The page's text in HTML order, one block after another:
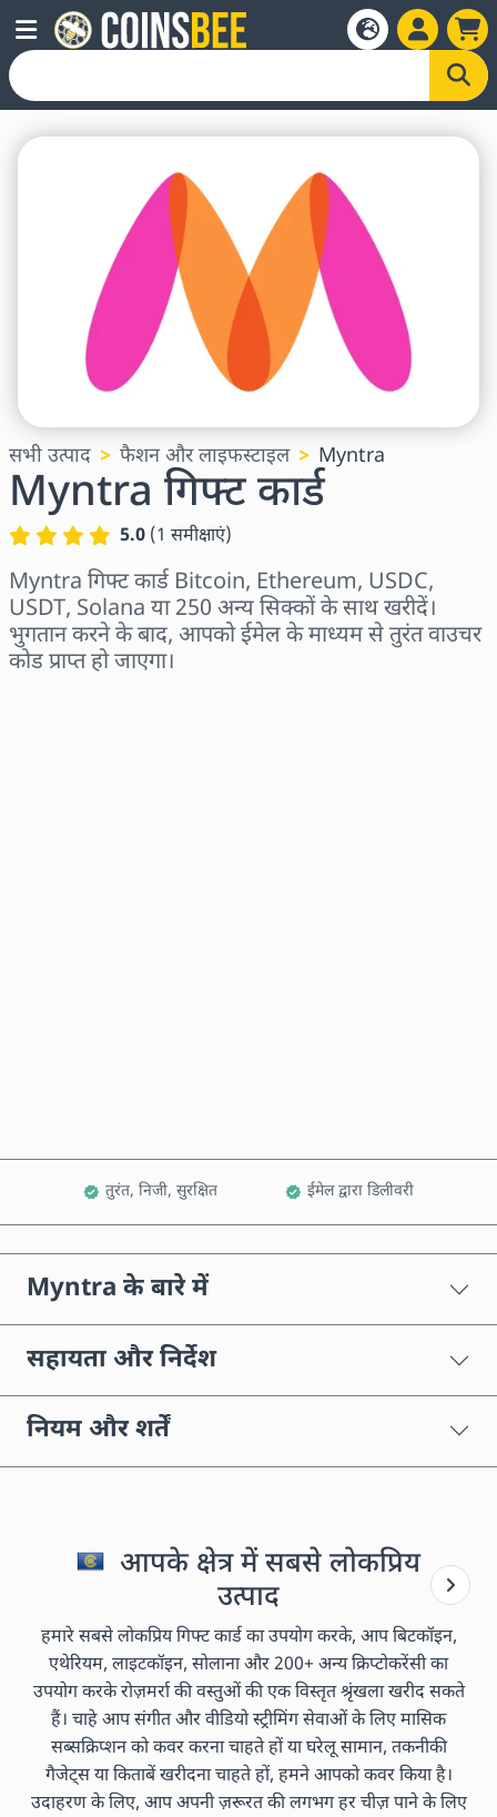
सभी उत्पाद फैशन और लाइफस्टाइल Myntra
Myntra गिफ्ट कार्ड
5.0 (1 समीक्षाएं)
Myntra गिफ्ट कार्ड Bitcoin, Ethereum, USDC,
USDT, Solana या 250 अन्य सिक्कों के साथ खरीदें।
भुगतान करने के बाद, आपको ईमेल के माध्यम से तुरंत वाउचर
कोड प्राप्त हो जाएगा।
तुरंत, निजी, सुरक्षित ईमेल द्वारा डिलीवरी
Myntra के बारे में
सहायता और निर्देश
नियम और शर्तें
आपके क्षेत्र में सबसे लोकप्रिय
उत्पाद
हमारे सबसे लोकप्रिय गिफ्ट कार्ड का उपयोग करके, आप बिटकॉइन,
एथेरियम, लाइटकॉइन, सोलाना और 200+ अन्य क्रिप्टोकरेंसी का
उपयोग करके रोज़मर्रा की वस्तुओं की एक विस्तृत श्रृंखला खरीद सकते
हैं। चाहे आप संगीत और वीडियो स्ट्रीमिंग सेवाओं के लिए मासिक
सब्सक्रिप्शन को कवर करना चाहते हों या घरेलू सामान, तकनीकी
गैजेट्स या किताबें खरीदना चाहते हों, हमने आपको कवर किया है।
उदाहरण के लिए, आप अपनी ज़रूरत की लगभग हर चीज़ पाने के लिए